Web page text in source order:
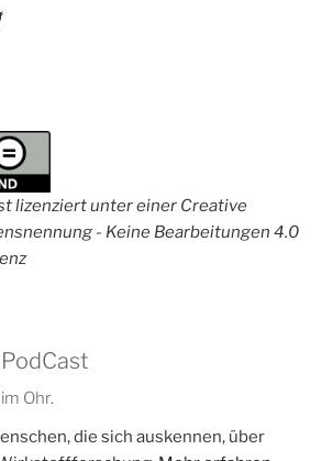
lizenziert unter einer Creative
- Keine Bearbeitungen 4.0
Ohr.
die sich auskennen, über